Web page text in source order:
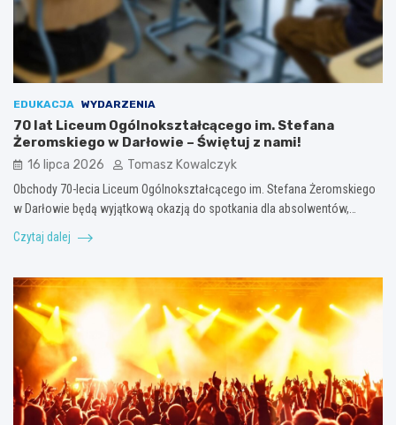
EDUKACJA WYDARZENIA
70 lat Liceum Ogólnokształcącego im. Stefana
Żeromskiego w Darłowie – Świętuj z nami!
16 lipca 2026 Tomasz Kowalczyk
Obchody 70-lecia Liceum Ogólnokształcącego im. Stefana Żeromskiego
w Darłowie będą wyjątkową okazją do spotkania dla absolwentów,…
Czytaj dalej